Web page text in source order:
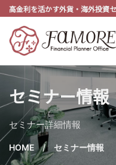
高金利を活かす外貨・海外投資
セミナー情報
セミナー詳細情報
HOME セミナー情報